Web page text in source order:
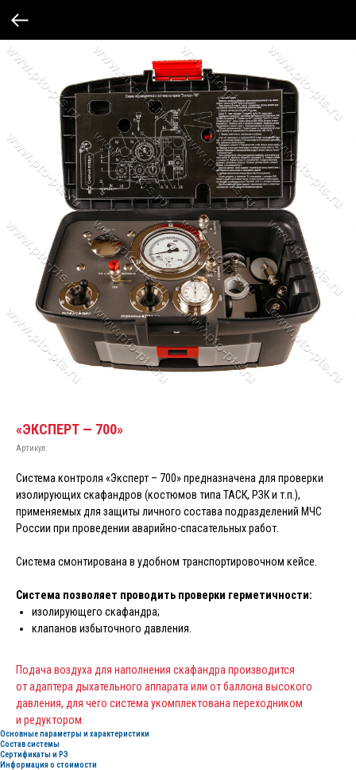
«ЭКСПЕРТ — 700»
Артикул:
Система контроля «Эксперт – 700» предназначена для проверки
изолирующих скафандров (костюмов типа ТАСК, РЗК и т.п.),
применяемых для защиты личного состава подразделений МЧС
России при проведении аварийно-спасательных работ.
Система смонтирована в удобном транспортировочном кейсе.
Система позволяет проводить проверки герметичности:
изолирующего скафандра;
клапанов избыточного давления.
Подача воздуха для наполнения скафандра производится
от адаптера дыхательного аппарата или от баллона высокого
давления, для чего система укомплектована переходником
и редуктором.
Основные параметры и характеристики
Состав системы
Сертификаты и РЭ
Информация о стоимости